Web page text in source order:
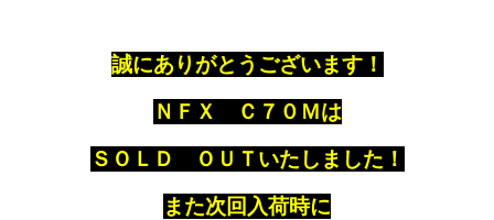
誠にありがとうございます！
ＮＦＸ Ｃ７０Ｍは
ＳＯＬＤ ＯＵＴいたしました！
また次回入荷時に